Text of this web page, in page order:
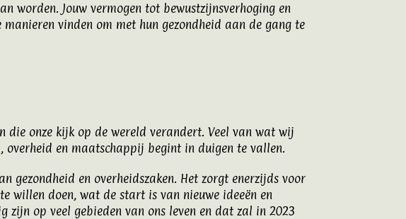
worden. Jouw vermogen tot bewustzijnsverhoging en
vinden om met hun gezondheid aan de gang te
onze kijk op de wereld verandert. Veel van wat wij
overheid en maatschappij begint in duigen te vallen.
gezondheid en overheidszaken. Het zorgt enerzijds voor
willen doen, wat de start is van nieuwe ideeën en
op veel gebieden van ons leven en dat zal in 2023